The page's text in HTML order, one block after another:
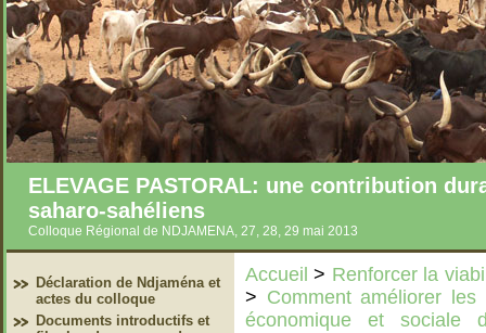
ELEVAGE PASTORAL: une contribution
saharo-sahéliens
Colloque Régional de NDJAMENA, 27, 28, 29 mai 2013
Déclaration de Ndjaména et
actes du colloque
Documents introductifs et
Accueil > Renforcer la
> Comment améliorer
économique et sociale